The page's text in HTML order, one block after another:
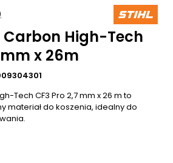
Carbon High-Tech
mm x 26m
Tech CF3 Pro 2,7 mm x 26 m to
materiał do koszenia, idealny do